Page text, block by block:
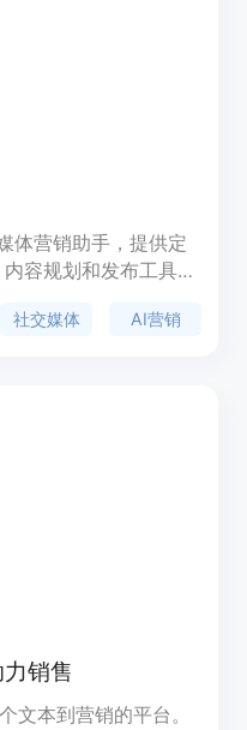
体营销助手，提供定
容规划和发布工具，
并使用营销计划增加
社交媒体 AI营销
销售
文本到营销的平台。